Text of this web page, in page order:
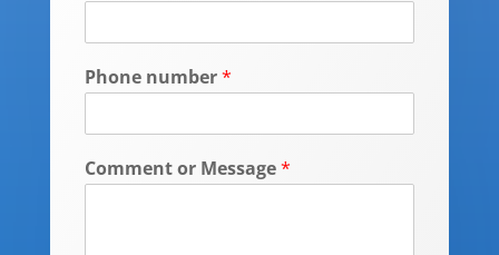
Phone number*
Comment or Message*